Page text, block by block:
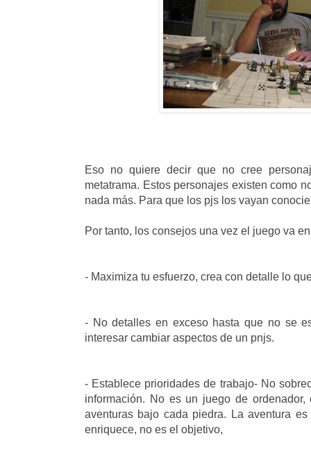
Eso no quiere decir que no cree
metatrama. Estos personajes existen como
nada más. Para que los pjs los vayan
Por tanto, los consejos una vez el juego va
- Maximiza tu esfuerzo, crea con detalle lo
- No detalles en exceso hasta que no se
interesar cambiar aspectos de un pnjs.
- Establece prioridades de trabajo- No
información. No es un juego de
aventuras bajo cada piedra. La aventura
enriquece, no es el objetivo,